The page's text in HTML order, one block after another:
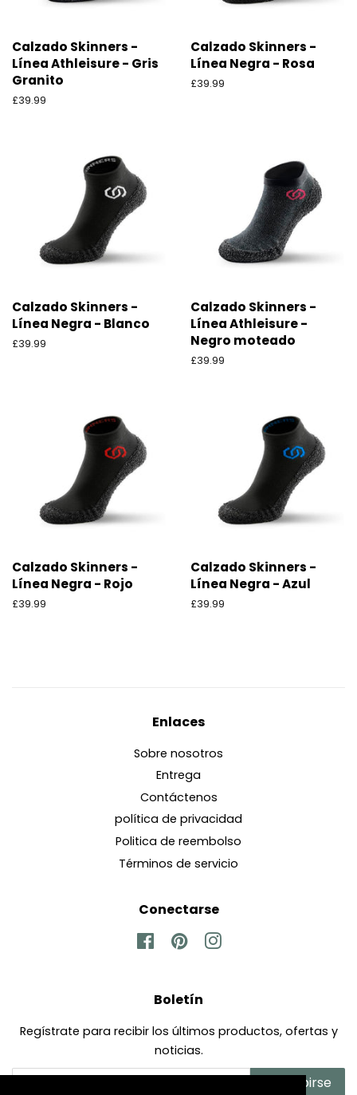
Calzado Skinners -
Línea Athleisure - Gris
Granito
Precio
£39.99
Calzado Skinners -
Línea Negra - Rosa
Precio
£39.99
Calzado Skinners -
Línea Negra - Blanco
Precio
£39.99
Calzado Skinners -
Línea Athleisure -
Negro moteado
Precio
£39.99
Calzado Skinners -
Línea Negra - Rojo
Precio
£39.99
Calzado Skinners -
Línea Negra - Azul
Precio
£39.99
Enlaces
Sobre nosotros
Entrega
Contáctenos
política de privacidad
Politica de reembolso
Términos de servicio
Conectarse
Facebook
PinterestInstagram
Boletín
Regístrate para recibir los últimos productos, ofertas y
noticias.
Suscribirse